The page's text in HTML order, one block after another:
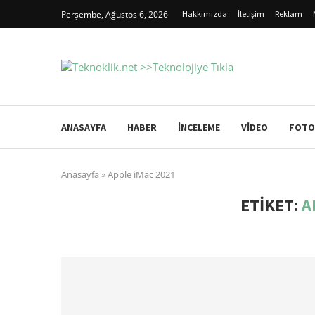
Perşembe, Ağustos 6, 2026 Hakkımızda İletişim Reklam
ANASAYFA HABER İNCELEME VIDEO
Anasayfa »Apple iMac 2021
ETIKET: